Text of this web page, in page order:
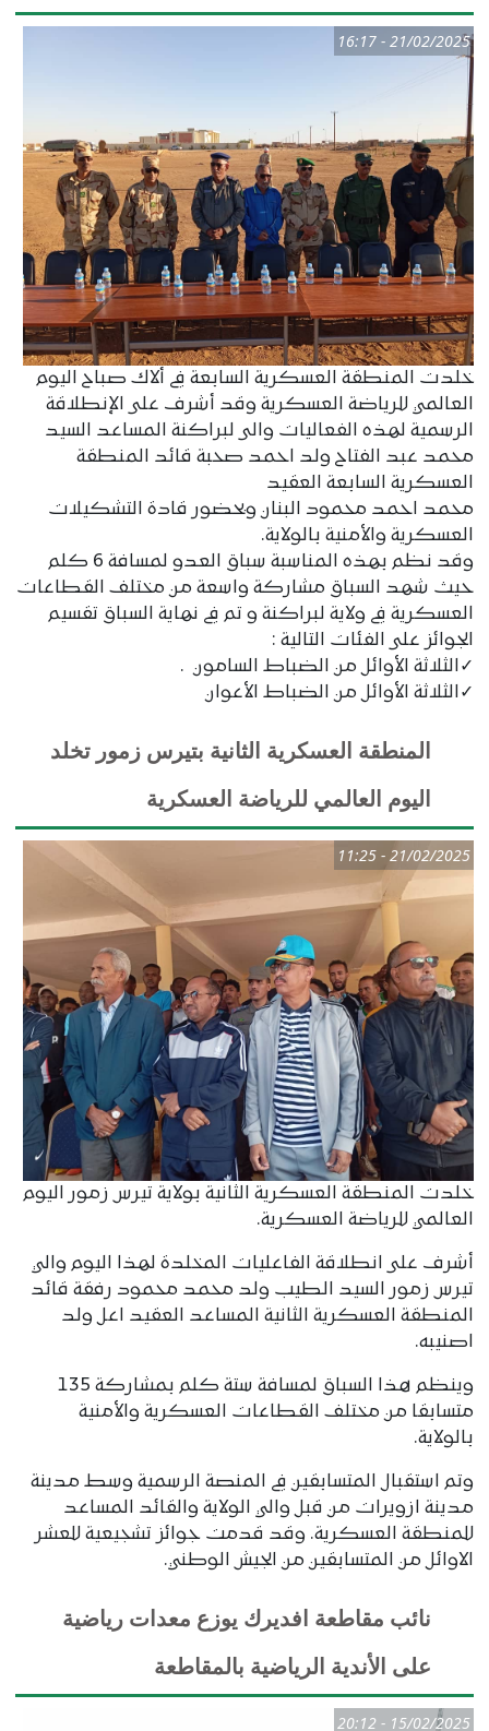
21/02/2025 - 16:17
خلدت المنطقة العسكرية السابعة في ألاك صباح اليوم
العالمي للرياضة العسكرية وقد أشرف على الإنطلاقة
الرسمية لهذه الفعاليات والى لبراكنة المساعد السيد
محمد عبد الفتاح ولد احمد صحبة قائد المنطقة
العسكرية السابعة العقيد
محمد احمد محمود البنان وبحضور قادة التشكيلات
العسكرية والأمنية بالولاية.
وقد نظم بهذه المناسبة سباق العدو لمسافة 6 كلم
حيث شهد السباق مشاركة واسعة من مختلف القطاعات
العسكرية في ولاية لبراكنة و تم في نهاية السباق تقسيم
الجوائز على الفئات التالية :
✓الثلاثة الأوائل من الضباط السامون .
✓الثلاثة الأوائل من الضباط الأعوان
المنطقة العسكرية الثانية بتيرس زمور تخلد
اليوم العالمي للرياضة العسكرية
21/02/2025 - 11:25
خلدت المنطقة العسكرية الثانية بولاية تيرس زمور اليوم
العالمي للرياضة العسكرية.
أشرف على انطلاقة الفاعليات المخلدة لهذا اليوم والي
تيرس زمور السيد الطيب ولد محمد محمود رفقة قائد
المنطقة العسكرية الثانية المساعد العقيد اعل ولد
اصنيبه.
وينظم هذا السباق لمسافة ستة كلم بمشاركة 135
متسابقا من مختلف القطاعات العسكرية والأمنية
بالولاية.
وتم استقبال المتسابقين في المنصة الرسمية وسط مدينة
مدينة ازويرات من قبل والي الولاية والقائد المساعد
للمنطقة العسكرية. وقد قدمت جوائز تشجيعية للعشر
الاوائل من المتسابقين من الجيش الوطني.
نائب مقاطعة افديرك يوزع معدات رياضية
على الأندية الرياضية بالمقاطعة
15/02/2025 - 20:12